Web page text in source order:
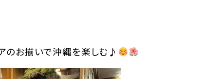
のお揃いで沖縄を楽しむ♪